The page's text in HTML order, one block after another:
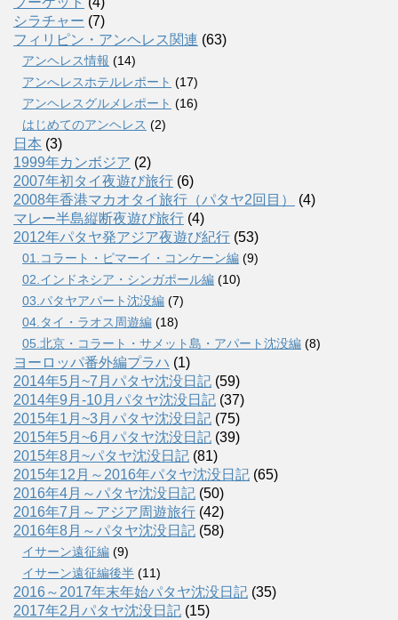
シラチャー (7)
フィリピン・アンヘレス関連 (63)
アンヘレス情報 (14)
アンへレスホテルレポート (17)
アンヘレスグルメレポート (16)
はじめてのアンヘレス (2)
日本 (3)
1999年カンボジア (2)
2007年初タイ夜遊び旅行 (6)
2008年香港マカオタイ旅行（パタヤ2回目）
(4)
マレー半島縦断夜遊び旅行 (4)
2012年パタヤ発アジア夜遊び紀行 (53)
01.コラート・ピマーイ・コンケーン編 (9)
02.インドネシア・シンガポール編 (10)
03.パタヤアパート沈没編 (7)
04.タイ・ラオス周遊編 (18)
05.北京・コラート・サメット島・アパート沈没編 (8)
ヨーロッパ番外編プラハ (1)
2014年5月~7月パタヤ沈没日記 (59)
2014年9月-10月パタヤ沈没日記 (37)
2015年1月~3月パタヤ沈没日記 (75)
2015年5月~6月パタヤ沈没日記 (39)
2015年8月~パタヤ沈没日記 (81)
2015年12月～2016年パタヤ沈没日記 (65)
2016年4月～パタヤ沈没日記 (50)
2016年7月～アジア周遊旅行 (42)
2016年8月～パタヤ沈没日記 (58)
イサーン遠征編 (9)
イサーン遠征編後半 (11)
2016～2017年末年始パタヤ沈没日記 (35)
2017年2月パタヤ沈没日記 (15)